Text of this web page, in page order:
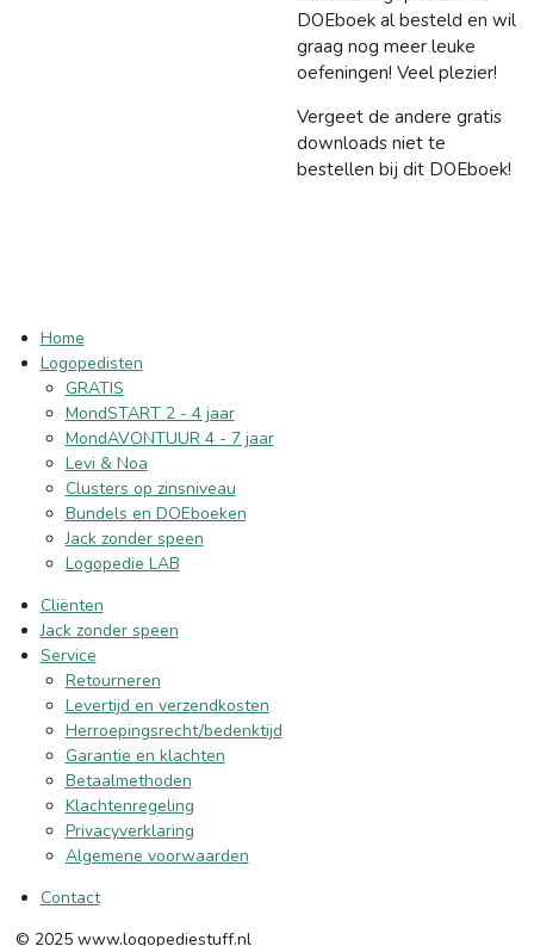
DOEboek al besteld en wil
graag nog meer leuke
oefeningen! Veel plezier!
Vergeet de andere gratis
downloads niet te
bestellen bij dit DOEboek!
Home
Logopedisten
GRATIS
MondSTART 2 - 4 jaar
MondAVONTUUR 4 - 7 jaar
Levi & Noa
Clusters op zinsniveau
Bundels en DOEboeken
Jack zonder speen
Logopedie LAB
Cliënten
Jack zonder speen
Service
Retourneren
Levertijd en verzendkosten
Herroepingsrecht/bedenktijd
Garantie en klachten
Betaalmethoden
Klachtenregeling
Privacyverklaring
Algemene voorwaarden
Contact
© 2025 www.logopediestuff.nl